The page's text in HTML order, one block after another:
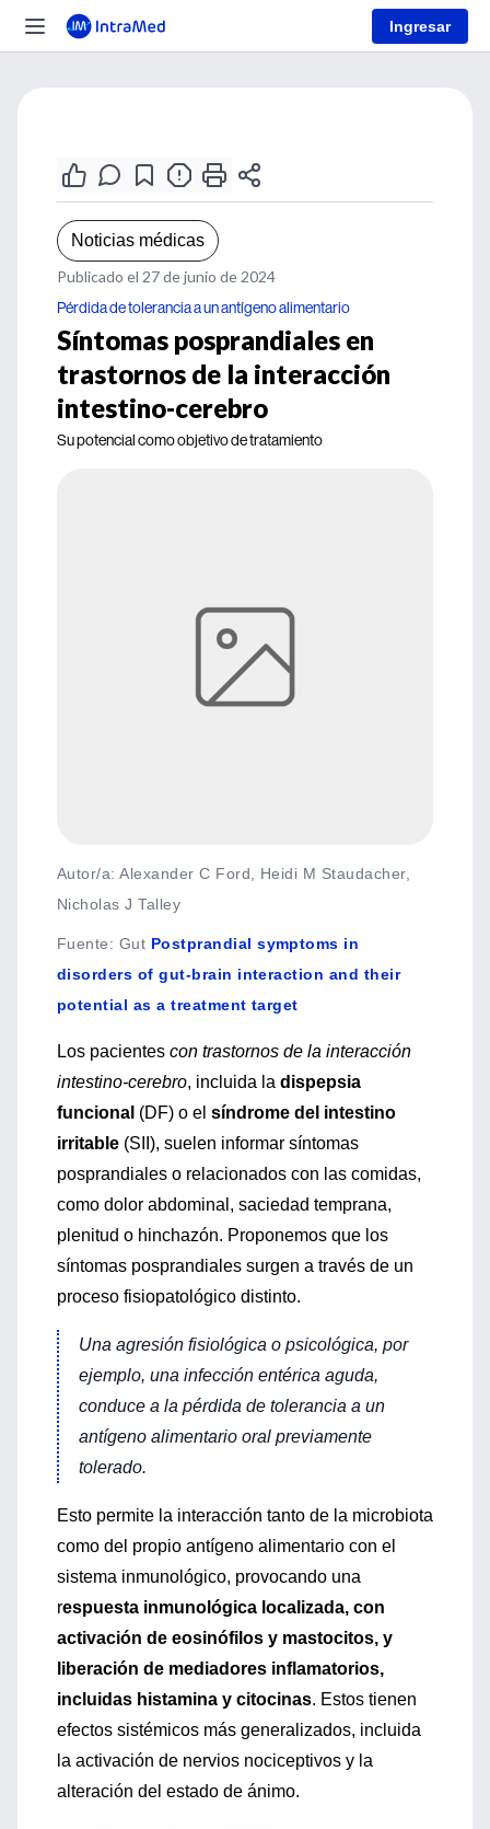
Ingresar
Noticias médicas
Publicado el 27 de junio de 2024
Pérdida de tolerancia a un antígeno alimentario
Síntomas posprandiales en
trastornos de la interacción
intestino-cerebro
Su potencial como objetivo de tratamiento
Autor/a: Alexander C Ford, Heidi M Staudacher,
Nicholas J Talley
Fuente: Gut Postprandial symptoms in
disorders of gut-brain interaction and their
potential as a treatment target
Los pacientes con trastornos de la interacción
intestino-cerebro, incluida la dispepsia
funcional (DF) o el síndrome del intestino
irritable (SII), suelen informar síntomas
posprandiales o relacionados con las comidas,
como dolor abdominal, saciedad temprana,
plenitud o hinchazón. Proponemos que los
síntomas posprandiales surgen a través de un
proceso fisiopatológico distinto.
Una agresión fisiológica o psicológica, por
ejemplo, una infección entérica aguda,
conduce a la pérdida de tolerancia a un
antígeno alimentario oral previamente
tolerado.
Esto permite la interacción tanto de la microbiota
como del propio antígeno alimentario con el
sistema inmunológico, provocando una
respuesta inmunológica localizada, con
activación de eosinófilos y mastocitos, y
liberación de mediadores inflamatorios,
incluidas histamina y citocinas. Estos tienen
efectos sistémicos más generalizados, incluida
la activación de nervios nociceptivos y la
alteración del estado de ánimo.